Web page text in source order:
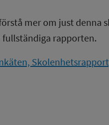
mer om just denna
fullständiga rapporten.